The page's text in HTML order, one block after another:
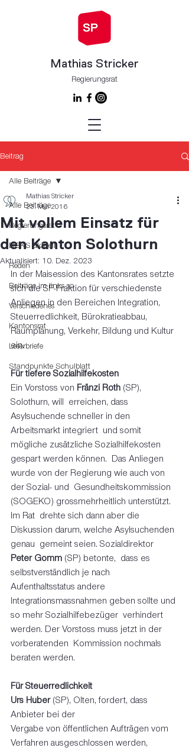
Mathias Stricker
Regierungsrat
Beitrag
Alle Beiträge
Regierungsrat
DBKS aktuell
Reden
Beiträge im links so
Verschiedenes
Kantonsrat
Leserbriefe
Standpunkte Schulblatt
Alle Beiträge
Mit vollem Einsatz für
den Kanton Solothurn
Mathias Stricker
23. Mai 2016
Aktualisiert: 10. Dez. 2023
In der Maisession des Kantonsrates setzte
sich die SP-Fraktion für verschiedenste
Anliegen in den Bereichen Integration,
Steuerredlichkeit, Bürokratieabbau,
Raumplanung, Verkehr, Bildung und Kultur
ein.
Für tiefere Sozialhilfekosten
Ein Vorstoss von Fränzi Roth (SP),
Solothurn, will  erreichen, dass
Asylsuchende schneller in den
Arbeitsmarkt integriert  und somit
mögliche zusätzliche Sozialhilfekosten
gespart werden können.  Das Anliegen
wurde von der Regierung wie auch von
der Sozial- und  Gesundheitskommission
(SOGEKO) grossmehrheitlich unterstützt.
Im Rat  drehte sich dann aber die
Diskussion darum, welche Asylsuchenden
genau  gemeint seien. Sozialdirektor
Peter Gomm (SP) betonte,  dass es
selbstverständlich je nach
Aufenthaltsstatus andere
Integrationsmassnahmen geben sollte und
so mehr Sozialhilfebezüger  verhindert
werden. Der Vorstoss muss jetzt in der
vorberatenden  Kommission nochmals
beraten werden.
Für Steuerredlichkeit
Urs Huber (SP), Olten, fordert, dass
Anbieter bei der
Vergabe von öffentlichen Aufträgen vom
Verfahren ausgeschlossen werden,